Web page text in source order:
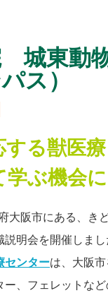
城東動
ス）
る獣医
ぶ機会に
大阪市にある、き
明会を開催しまし
ンターは、大阪
、フェレットな